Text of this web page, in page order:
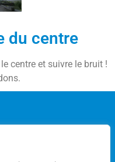
du centre
centre et suivre le bruit !